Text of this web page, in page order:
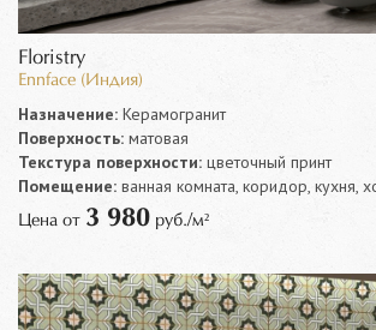
Floristry
Ennface (Индия)
Назначение: Керамогранит
Поверхность: матовая
Текстура поверхности: цветочный принт
Помещение: ванная комната, коридор, кухня,
Цена от 3 980 руб./м²